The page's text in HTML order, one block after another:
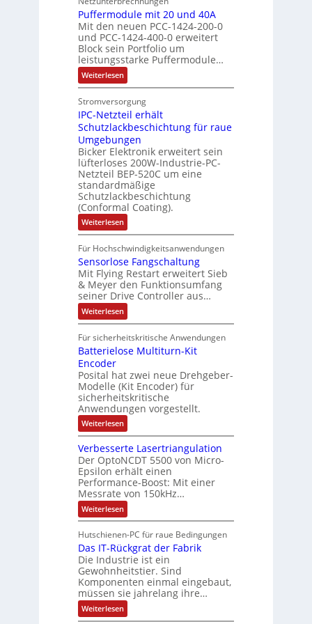
d
a
s
A
u
s
l
a
n
d
g
e
s
c
h
ä
f
t
d
e
s
V
D
M
A
l
e
k
t
r
i
s
c
h
e
t
o
m
a
t
i
o
g
e
w
ä
h
t
i
g
e
n
J
a
r
e
s
z
i
e
l
e
e
i
t
e
r
b
e
i
S
P
N
r
h
l
e
n
4
,
M
i
l
l
i
o
n
e
n
A
r
b
e
i
t
s
k
ä
f
t
e
A
b
o
u
t
A
u
t
o
m
a
t
i
o
n
e
x
p
a
n
d
i
e
r
Puffermodule mit 20 und 40A
Mit den neuen PCC-1424-200-0
und PCC-1424-400-0 erweitert
Block sein Portfolio um
leistungsstarke Puffermodule…
Weiterlesen:
P
f
f
e
r
m
o
d
u
l
e
m
i
t
2
u
n
d
4
0
A
Stromversorgung
IPC-Netzteil erhält
Schutzlackbeschichtung für raue
Umgebungen
Bicker Elektronik erweitert sein
lüfterloses 200W-Industrie-PC-
Netzteil BEP-520C um eine
standardmäßige
Schutzlackbeschichtung
(Conformal Coating).
Weiterlesen:
I
C
-
N
e
t
z
t
e
l
e
r
ä
l
t
S
c
h
u
t
z
l
a
c
k
b
e
s
c
i
c
h
t
u
n
g
f
Für Hochschwindigkeitsanwendungen
Sensorlose Fangschaltung
Mit Flying Restart erweitert Sieb
& Meyer den Funktionsumfang
seiner Drive Controller aus…
Weiterlesen:
S
n
s
l
o
s
e
F
a
n
g
s
c
h
a
l
u
n
g
Für sicherheitskritische Anwendungen
Batterielose Multiturn-Kit
Encoder
Posital hat zwei neue Drehgeber-
Modelle (Kit Encoder) für
sicherheitskritische
Anwendungen vorgestellt.
Weiterlesen:
B
t
t
e
r
i
e
l
o
e
M
u
l
t
i
t
u
r
Verbesserte Lasertriangulation
Der OptoNCDT 5500 von Micro-
Epsilon erhält einen
Performance-Boost: Mit einer
Messrate von 150kHz…
Weiterlesen:
V
r
b
e
s
s
e
r
t
e
Hutschienen-PC für raue Bedingungen
Das IT-Rückgrat der Fabrik
Die Industrie ist ein
Gewohnheitstier. Sind
Komponenten einmal eingebaut,
müssen sie jahrelang ihre…
Weiterlesen:
D